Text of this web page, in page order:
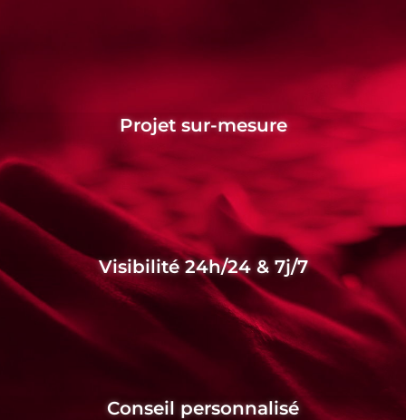
Projet sur-mesure
Visibilité 24h/24 & 7j/7
Conseil personnalisé